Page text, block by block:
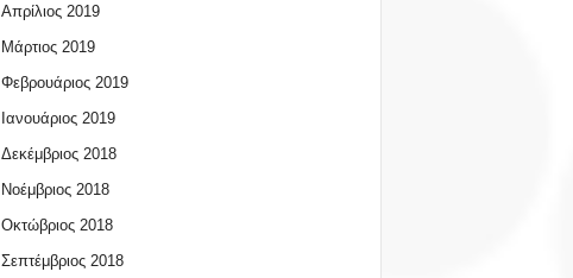
Απρίλιος 2019
Μάρτιος 2019
Φεβρουάριος 2019
Ιανουάριος 2019
Δεκέμβριος 2018
Νοέμβριος 2018
Οκτώβριος 2018
Σεπτέμβριος 2018